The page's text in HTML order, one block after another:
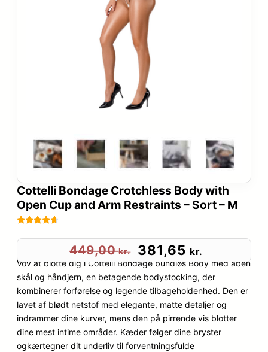
Cottelli Bondage Crotchless Body with
Open Cup and Arm Restraints – Sort – M
som
baseret
på
kundebedø
mmelser
449,00kr.
D
e
n
o
p
381,65 kr.
e
n
a
k
Vov at blotte dig i Cottelli Bondage bundløs Body med åben
skål og håndjern, en betagende bodystocking, der
kombinerer forførelse og legende tilbageholdenhed. Den er
lavet af blødt netstof med elegante, matte detaljer og
indrammer dine kurver, mens den på pirrende vis blotter
dine mest intime områder. Kæder følger dine bryster
ogkærtegner dit underliv til forventningsfulde